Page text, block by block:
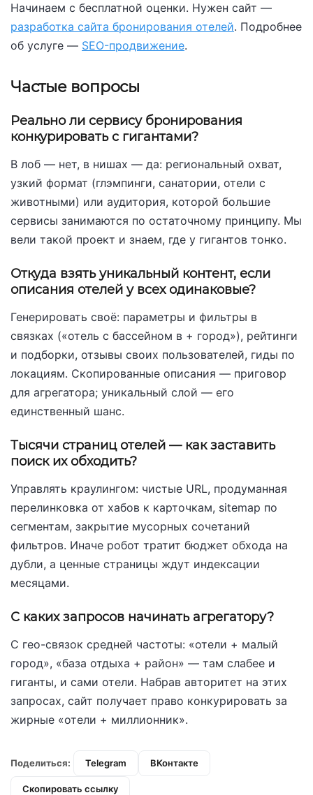
Начинаем с бесплатной оценки. Нужен сайт —
разработка сайта бронирования отелей. Подробнее
об услуге — SEO-продвижение.
Частые вопросы
Реально ли сервису бронирования
конкурировать с гигантами?
В лоб — нет, в нишах — да: региональный охват,
узкий формат (глэмпинги, санатории, отели с
животными) или аудитория, которой большие
сервисы занимаются по остаточному принципу. Мы
вели такой проект и знаем, где у гигантов тонко.
Откуда взять уникальный контент, если
описания отелей у всех одинаковые?
Генерировать своё: параметры и фильтры в
связках («отель с бассейном в + город»), рейтинги
и подборки, отзывы своих пользователей, гиды по
локациям. Скопированные описания — приговор
для агрегатора; уникальный слой — его
единственный шанс.
Тысячи страниц отелей — как заставить
поиск их обходить?
Управлять краулингом: чистые URL, продуманная
перелинковка от хабов к карточкам, sitemap по
сегментам, закрытие мусорных сочетаний
фильтров. Иначе робот тратит бюджет обхода на
дубли, а ценные страницы ждут индексации
месяцами.
С каких запросов начинать агрегатору?
С гео-связок средней частоты: «отели + малый
город», «база отдыха + район» — там слабее и
гиганты, и сами отели. Набрав авторитет на этих
запросах, сайт получает право конкурировать за
жирные «отели + миллионник».
Поделиться: Telegram ВКонтакте
Скопировать ссылку